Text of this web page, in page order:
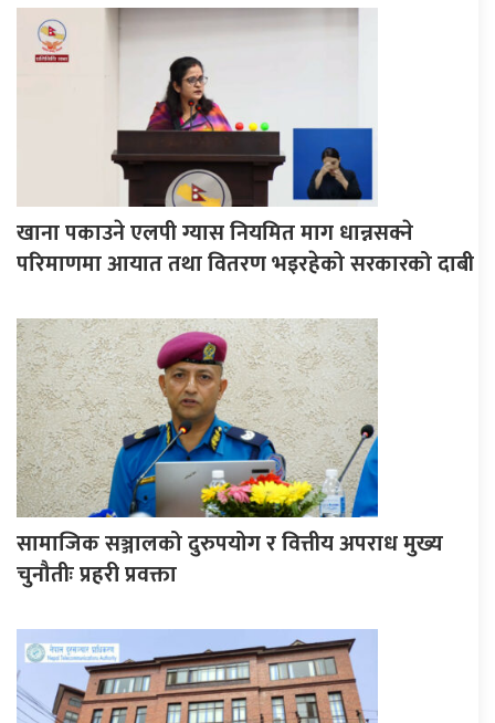
खाना पकाउने एलपी ग्यास नियमित माग धान्नसक्ने
परिमाणमा आयात तथा वितरण भइरहेको सरकारको दाबी
सामाजिक सञ्जालको दुरुपयोग र वित्तीय अपराध मुख्य
चुनौतीः प्रहरी प्रवक्ता